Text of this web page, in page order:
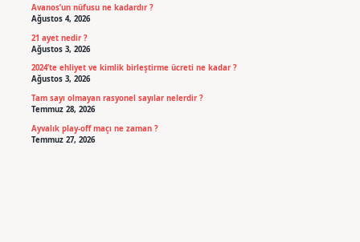
Avanos’un nüfusu ne kadardır ?
Ağustos 4, 2026
21 ayet nedir ?
Ağustos 3, 2026
2024’te ehliyet ve kimlik birleştirme ücreti ne kadar ?
Ağustos 3, 2026
Tam sayı olmayan rasyonel sayılar nelerdir ?
Temmuz 28, 2026
Ayvalık play-off maçı ne zaman ?
Temmuz 27, 2026